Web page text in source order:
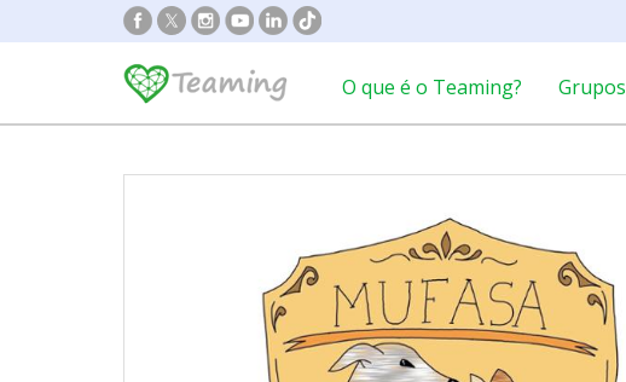
O que é o Teaming? Grupos